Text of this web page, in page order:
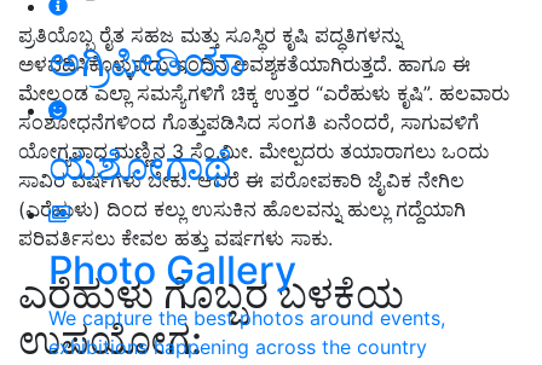
ಅಗ್ರಿಪೀಡಿಯಾ
ಯಶೋಗಾಥೆ
Photo Gallery
We capture the best photos around events,
exhibitions happening across the country
ಪ್ರತಿಯೊಬ್ಬ ರೈತ ಸಹಜ ಮತ್ತು ಸೂಸ್ಥಿರ ಕೃಷಿ ಪದ್ಧತಿಗಳನ್ನು
ಅಳವಡಿಸಿಕೊಳ್ಳುವದು ಇಂದಿನ ಅವಶ್ಯಕತೆಯಾಗಿರುತ್ತದೆ. ಹಾಗೂ ಈ
ಮೇಲ್ಕಂಡ ಎಲ್ಲಾ ಸಮಸ್ಯೆಗಳಿಗೆ ಚಿಕ್ಕ ಉತ್ತರ “ಎರೆಹುಳು ಕೃಷಿ”. ಹಲವಾರು
ಸಂಶೋಧನೆಗಳಿಂದ ಗೊತ್ತುಪಡಿಸಿದ ಸಂಗತಿ ಏನೆಂದರೆ, ಸಾಗುವಳಿಗೆ
ಯೋಗ್ಯವಾದ ಮಣ್ಣಿನ 3 ಸೆಂ.ಮೀ. ಮೇಲ್ಪದರು ತಯಾರಾಗಲು ಒಂದು
ಸಾವಿರ ವರ್ಷಗಳು ಬೇಕು. ಆದರೆ ಈ ಪರೋಪಕಾರಿ ಜೈವಿಕ ನೇಗಿಲ
(ಎರೆಹುಳು) ದಿಂದ ಕಲ್ಲು ಉಸುಕಿನ ಹೊಲವನ್ನು ಹುಲ್ಲು ಗದ್ದೆಯಾಗಿ
ಪರಿವರ್ತಿಸಲು ಕೇವಲ ಹತ್ತು ವರ್ಷಗಳು ಸಾಕು.
ಎರೆಹುಳು ಗೊಬ್ಬರ ಬಳಕೆಯ
ಉಪಯೋಗ: